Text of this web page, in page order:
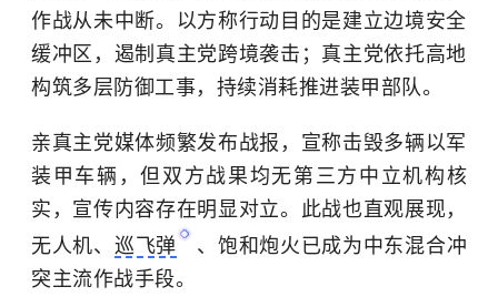
作战从未中断。以方称行动目的是建立边境安全
缓冲区，遏制真主党跨境袭击；真主党依托高地
构筑多层防御工事，持续消耗推进装甲部队。
亲真主党媒体频繁发布战报，宣称击毁多辆以军
装甲车辆，但双方战果均无第三方中立机构核
实，宣传内容存在明显对立。此战也直观展现，
无人机、 巡飞弹 、饱和炮火已成为中东混合冲
突主流作战手段。